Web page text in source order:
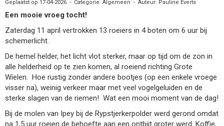
Geplaatst op 17-04-2026 - Categorie: Algemeen - Auteur: Pauline Everts
Een mooie vroeg tocht!
Zaterdag 11 april vertrokken 13 roeiers in 4 boten om 6 uur bij
schemerlicht.
De hemel helder, het licht vlot sterker, maar op tijd om de zon in
alle helderheid op te zien komen, al roeiend richting Grote
Wielen. Hoe rustig zonder andere bootjes (op een enkele vroege
visser na), weinig verkeer maar met veel vogelgeluiden en de
sterke slagen van de riemen! Wat een mooi moment van de dag!
Bij de molen van Ipey bij de Rypstjerkerpolder werd gerond omdat
na 1,5 uur roeien de behoefte aan een ontbijt groter werd. Koffie,